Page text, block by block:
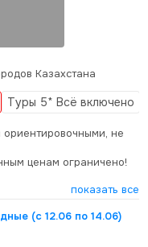
Казахстана
Туры 5* Всё включено
не
ценам ограничено!
показать все
(с 12.06 по 14.06)